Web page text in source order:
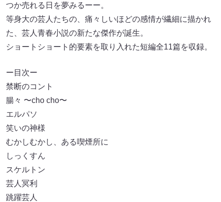
つか売れる⽇を夢みるーー。
等⾝⼤の芸⼈たちの、痛々しいほどの感情が繊細に描かれ
た、芸⼈⻘春⼩説の新たな傑作が誕⽣。
ショートショート的要素を取り⼊れた短編全11篇を収録。
ー⽬次ー
禁断のコント
腸々 〜cho cho〜
エルパソ
笑いの神様
むかしむかし、ある喫煙所に
しっくすん
スケルトン
芸⼈冥利
跳躍芸⼈